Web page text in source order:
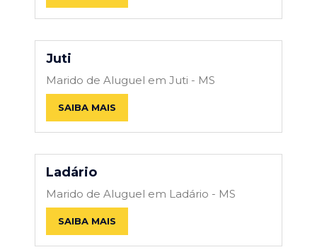
Juti
Marido de Aluguel em Juti - MS
SAIBA MAIS
Ladário
Marido de Aluguel em Ladário - MS
SAIBA MAIS